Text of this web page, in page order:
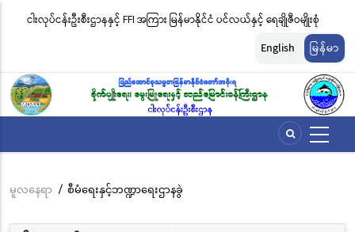
အကြောင်းအရာ
မည်
ငါးလုပ်ငန်းဦးစီးဌာနနှင့် FFI အကြား မြန်မာနိုင်ငံ ပင်လယ်နှင့် ရေချိုဇီဝမျိုးစုံ
မျိုးကွဲများ ထိန်းသိမ်းကာကွယ်စောင့်ရှောက်ခြင်းလုပ်ငန်းများ ဆောင်ရွက်မှု
ရ
English မြန်မာ
Breadcrumb
မူလနေရာ / စီမံရေးနှင့်ဘဏ္ဍာရေးဌာနခွဲ